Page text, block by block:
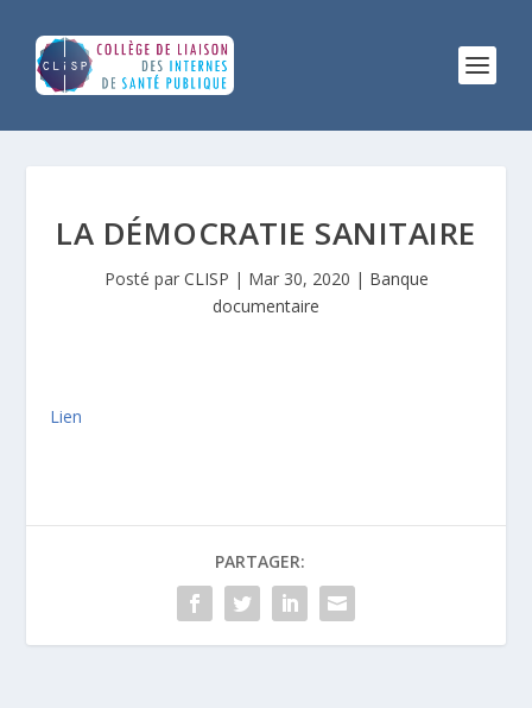
LA DÉMOCRATIE SANITAIRE
Posté par CLISP | Mar 30, 2020 | Banque
documentaire
Lien
PARTAGER: